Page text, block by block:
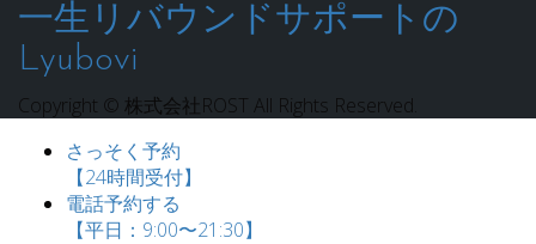
一生リバウンドサポートの
Lyubovi
Copyright © 株式会社ROST All Rights Reserved.
さっそく予約
【24時間受付】
電話予約する
【平日：9:00〜21:30】